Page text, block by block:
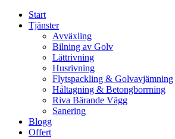
Start
Tjänster
Avväxling
Bilning av Golv
Lättrivning
Husrivning
Flytspackling & Golvavjämning
Håltagning & Betongborrning
Riva Bärande Vägg
Sanering
Blogg
Offert